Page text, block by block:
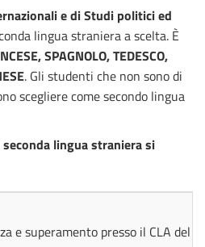
e diStudi politici ed
lingua straniera a scelta. È
SPAGNOLO, TEDESCO,
. Gli studenti che non sono di
scegliere come secondo lingua
lingua straniera si
e superamento presso il CLA del